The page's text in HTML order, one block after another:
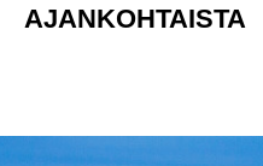
AJANKOHTAISTA